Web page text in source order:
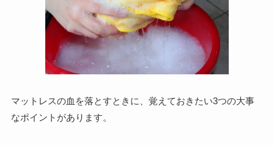
マットレスの血を落とすときに、覚えておきたい3つの大事
なポイントがあります。